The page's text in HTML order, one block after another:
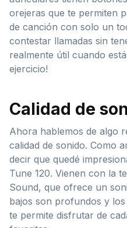
orejeras que te permiten
de canción con solo un
contestar llamadas sin
realmente útil cuando
ejercicio!
Calidad de
Ahora hablemos de algo
calidad de sonido. Como
decir que quedé
Tune 120. Vienen con la
Sound, que ofrece un
bajos son profundos y
te permite disfrutar de